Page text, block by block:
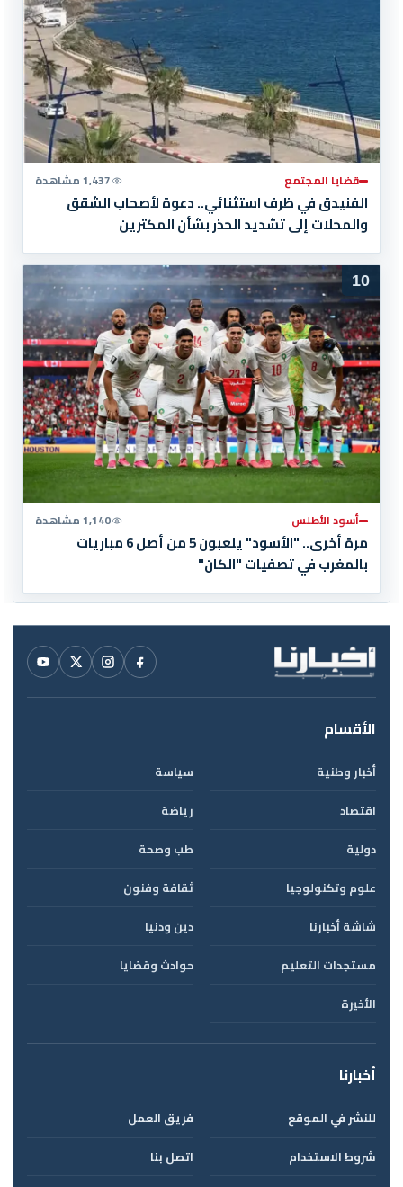
قضايا المجتمع 1,437 مشاهدة
الفنيدق في ظرف استثنائي.. دعوة لأصحاب الشقق
والمحلات إلى تشديد الحذر بشأن المكترين
10
أسود الأطلس 1,140 مشاهدة
مرة أخرى.. "الأسود" يلعبون 5 من أصل 6 مباريات
بالمغرب في تصفيات "الكان"
الأقسام
أخبار وطنية
سياسة
اقتصاد
رياضة
دولية
طب وصحة
علوم وتكنولوجيا
ثقافة وفنون
شاشة أخبارنا
دين ودنيا
مستجدات التعليم
حوادث وقضايا
الأخيرة
أخبارنا
للنشر في الموقع
فريق العمل
شروط الاستخدام
اتصل بنا